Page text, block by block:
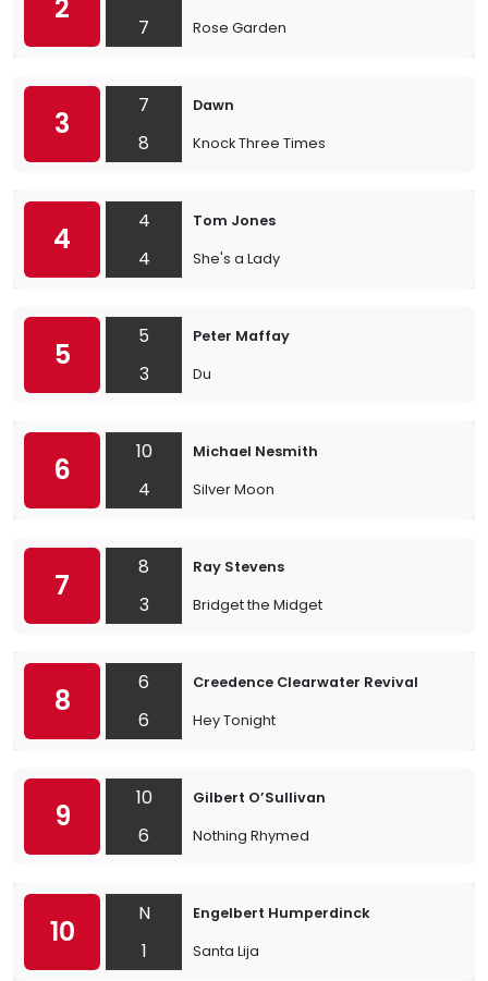
2
7
Rose Garden
3
7
8
Dawn
Knock Three Times
4
4
4
Tom Jones
She's a Lady
5
5
3
Peter Maffay
Du
6
10
4
Michael Nesmith
Silver Moon
7
8
3
Ray Stevens
Bridget the Midget
8
6
6
Creedence Clearwater Revival
Hey Tonight
9
10
6
Gilbert O’Sullivan
Nothing Rhymed
10
N
1
Engelbert Humperdinck
Santa Lija